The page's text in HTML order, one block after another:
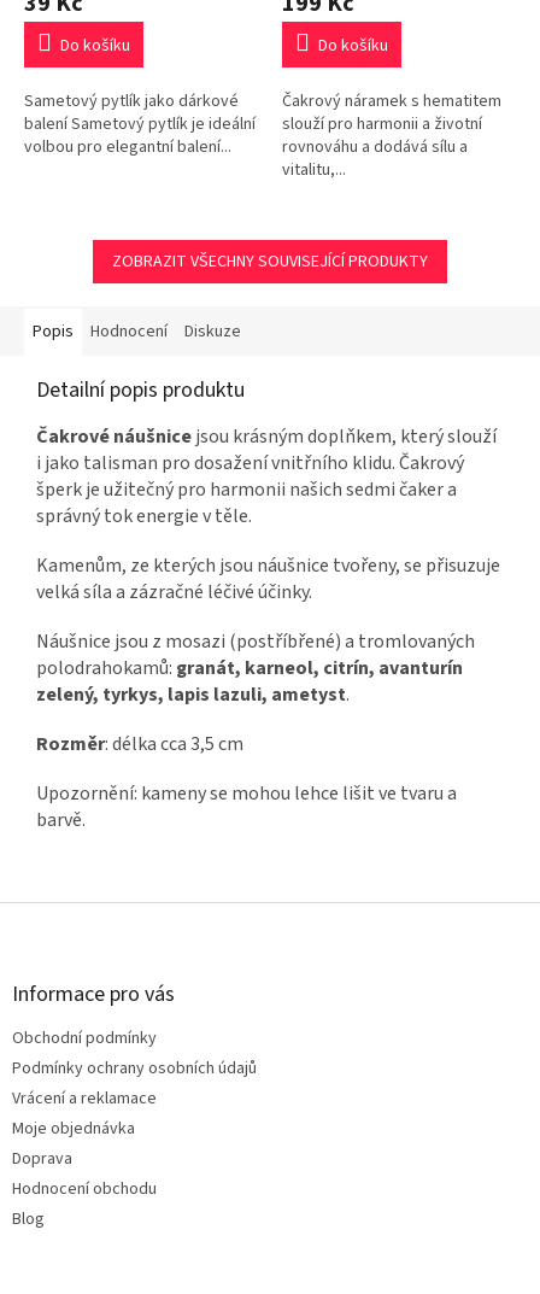
Do košíku
Sametový pytlík jako dárkové
balení Sametový pytlík je ideální
volbou pro elegantní balení...
Do košíku
Čakrový náramek s hematitem
slouží pro harmonii a životní
rovnováhu a dodává sílu a
vitalitu,...
ZOBRAZIT VŠECHNY SOUVISEJÍCÍ PRODUKTY
Popis Hodnocení Diskuze
Detailní popis produktu
Čakrové náušnicejsou krásným doplňkem, který slouží
i jako talisman pro dosažení vnitřního klidu. Čakrový
šperk je užitečný pro harmonii našich sedmi čaker a
správný tok energie v těle.
Kamenům, ze kterých jsou náušnice tvořeny, se přisuzuje
velká síla a zázračné léčivé účinky.
Náušnice jsou z mosazi (postříbřené) a tromlovaných
polodrahokamů: granát, karneol, citrín, avanturín
zelený, tyrkys, lapis lazuli, ametyst.
Rozměr: délka cca 3,5 cm
Upozornění: kameny se mohou lehce lišit ve tvaru a
barvě.
Z
Informace pro vás
Obchodní podmínky
Podmínky ochrany osobních údajů
Vrácení a reklamace
Moje objednávka
Doprava
Hodnocení obchodu
Blog